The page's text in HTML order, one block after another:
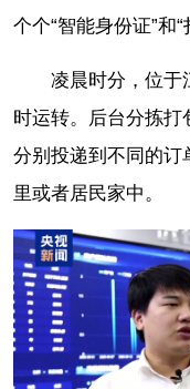
个个“智能身份证”和
凌晨时分，位于
时运转。后台分拣打
分别投递到不同的订
里或者居民家中。